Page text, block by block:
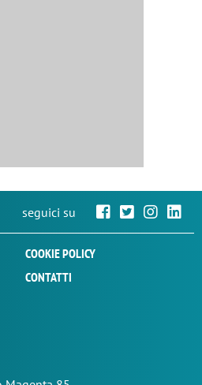
seguici su
COOKIE POLICY
CONTATTI